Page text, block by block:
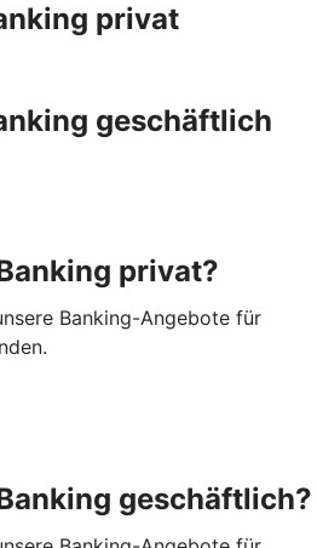
privat
geschäftlich
privat?
Banking-Angebote für
geschäftlich?